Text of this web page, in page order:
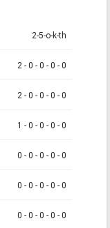
2-5-o-k-th
2 - 0 - 0 - 0 - 0
2 - 0 - 0 - 0 - 0
1 - 0 - 0 - 0 - 0
0 - 0 - 0 - 0 - 0
0 - 0 - 0 - 0 - 0
0 - 0 - 0 - 0 - 0